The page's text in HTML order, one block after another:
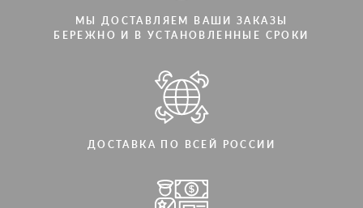
МЫ ДОСТАВЛЯЕМ ВАШИ ЗАКАЗЫ
БЕРЕЖНО И В УСТАНОВЛЕННЫЕ СРОКИ
ДОСТАВКА ПО ВСЕЙ РОССИИ